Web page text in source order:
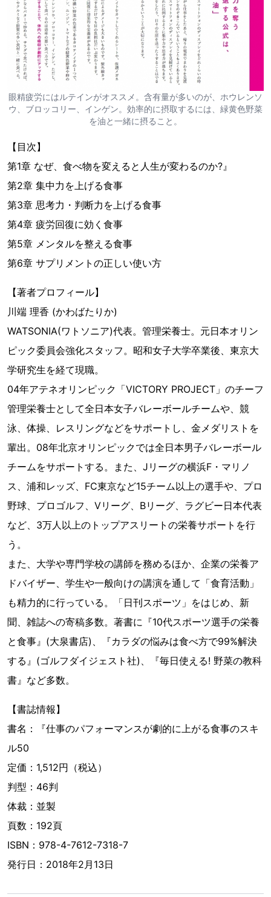
眼精疲労にはルテインがオススメ。含有量が多いのが、ホウレンソ
ウ、ブロッコリー、インゲン。効率的に摂取するには、緑黄色野菜
を油と一緒に摂ること。
【目次】
第1章 なぜ、食べ物を変えると人生が変わるのか?』
第2章 集中力を上げる食事
第3章 思考力・判断力を上げる食事
第4章 疲労回復に効く食事
第5章 メンタルを整える食事
第6章 サプリメントの正しい使い方
【著者プロフィール】
川端 理香 (かわばたりか)
WATSONIA(ワトソニア)代表。管理栄養士。元日本オリン
ピック委員会強化スタッフ。昭和女子大学卒業後、東京大
学研究生を経て現職。
04年アテネオリンピック「VICTORY PROJECT」のチーフ
管理栄養士として全日本女子バレーボールチームや、競
泳、体操、レスリングなどをサポートし、金メダリストを
輩出。08年北京オリンピックでは全日本男子バレーボール
チームをサポートする。また、Jリーグの横浜F・マリノ
ス、浦和レッズ、FC東京など15チーム以上の選手や、プロ
野球、プロゴルフ、Vリーグ、Bリーグ、ラグビー日本代表
など、3万人以上のトップアスリートの栄養サポートを行
う。
また、大学や専門学校の講師を務めるほか、企業の栄養ア
ドバイザー、学生や一般向けの講演を通して「食育活動」
も精力的に行っている。「日刊スポーツ」をはじめ、新
聞、雑誌への寄稿多数。著書に『10代スポーツ選手の栄養
と食事』(大泉書店)、『カラダの悩みは食べ方で99%解決
する』(ゴルフダイジェスト社)、『毎日使える! 野菜の教科
書』など多数。
【書誌情報】
書名：『仕事のパフォーマンスが劇的に上がる食事のスキ
ル50
定価：1,512円（税込）
判型：46判
体裁：並製
頁数：192頁
ISBN：978-4-7612-7318-7
発行日：2018年2月13日